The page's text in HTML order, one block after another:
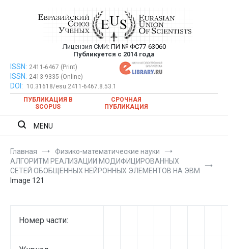
Евразийский Союз Ученых —
публикация научных статей в
ежемесячном научном журнале
Лицензия СМИ: ПИ № ФС77-63060
Публикуется с 2014 года
Евразийский Союз Ученых — публикация научных статей в
ежемесячном научном журнале
ISSN: 2411-6467 (Print)
ISSN: 2413-9335 (Online)
DOI:
10.31618/esu.2411-6467.8.53.1
ПУБЛИКАЦИЯ В
SCOPUS
СРОЧНАЯ
ПУБЛИКАЦИЯ
MENU
Главная
Физико-математические науки
АЛГОРИТМ РЕАЛИЗАЦИИ МОДИФИЦИРОВАННЫХ
СЕТЕЙ ОБОБЩЕННЫХ НЕЙРОННЫХ ЭЛЕМЕНТОВ НА ЭВМ
Image 121
Номер части: